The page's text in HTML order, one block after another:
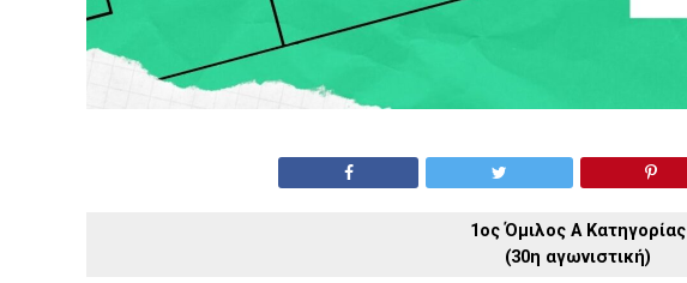
1ος Όμιλος Α Κατηγορίας
(30η αγωνιστική)